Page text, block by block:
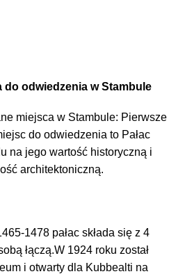
do odwiedzenia w Stambule
miejsca w Stambule: Pierwsze
do odwiedzenia to Pałac
na jego wartość historyczną i
architektoniczną.
1478 pałac składa się z 4
łączą.W 1924 roku został
i otwarty dla Kubbealti na